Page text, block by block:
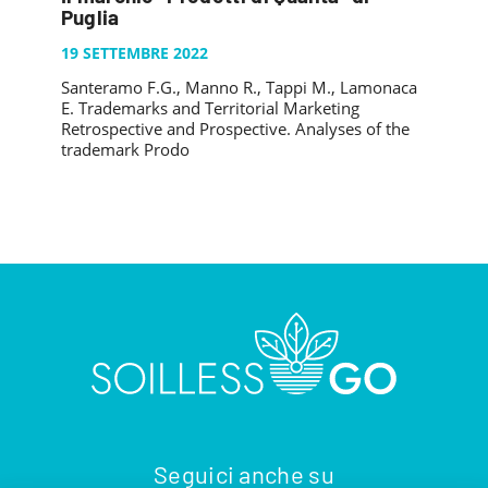
SYSMAN PROGETTI & SERVIZI SRL
TASK 3.6
TASK 3.8
TASK 3.9
PUBBLICAZIONI
ARTICOLO DELLA SETTIMANA
TESI DI LAUREA
GALLERY
FOTO GALLERY
VIDEO GALLERY
CONTATTI
Puglia
19 SETTEMBRE 2022
Santeramo F.G., Manno R., Tappi M., Lamonaca
E. Trademarks and Territorial Marketing
Retrospective and Prospective. Analyses of the
trademark Prodo
Seguici anche su